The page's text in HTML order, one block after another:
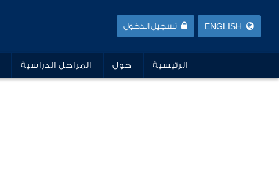
ENGLISH تسجيل الدخول
الرئيسية حول المراحل الدراسية